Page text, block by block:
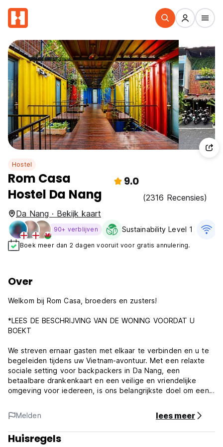
Hostel
Rom Casa
Hostel Da Nang
9.0
(2316 Recensies)
Da Nang · Bekijk kaart
90+ verblijven Sustainability Level 1
Boek meer dan 2 dagen vooruit voor gratis annulering.
Over
Welkom bij Rom Casa, broeders en zusters!
*LEES DE BESCHRIJVING VAN DE WONING VOORDAT U
BOEKT
We streven ernaar gasten met elkaar te verbinden en u te
begeleiden tijdens uw Vietnam-avontuur. Met een relaxte
sociale setting voor backpackers in Da Nang, een
betaalbare drankenkaart en een veilige en vriendelijke
omgeving voor iedereen, is ons belangrijkste doel om een
Nang, Vietnam, en Rom Casa Hostel bezoekt.
Gelegen in het hart van de belangrijkste toeristische wijk
van Da Nang, biedt ons hostel een unieke en
Melden lees meer
Huisregels